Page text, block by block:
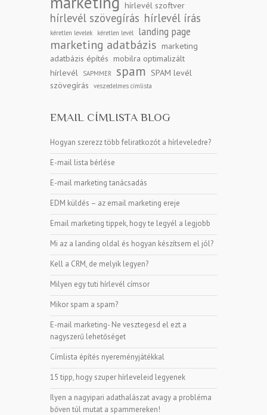
hírlevél szoftver
hírlevél szövegírás hírlevél írás
kéretlen levelek kéretlen levél landing page
marketing adatbázis marketing
adatbázis építés mobilra optimalizált
hírlevél
SAPMMER spam SPAM levél
szövegírás
veszedelmes címlista
EMAIL CÍMLISTA BLOG
Hogyan szerezz több feliratkozót a hírleveledre?
E-mail lista bérlése
E-mail marketing tanácsadás
EDM küldés – az email marketing ereje
Email marketing tippek, hogy te legyél a legjobb
Mi az a landing oldal és hogyan készítsem el jól?
Kell a CRM, de melyik legyen?
Milyen egy tuti hírlevél címsor
Mikor spam a spam?
E-mail marketing- Ne vesztegesd el ezt a
nagyszerű lehetőséget
Címlista építés nyereményjátékkal
15 tipp, hogy szuper hírleveleid legyenek
Ilyen a nagyipari adathalászat avagy a probléma
bőven túl mutat a spammereken!